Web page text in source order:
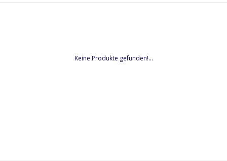
Keine Produkte gefunden!...